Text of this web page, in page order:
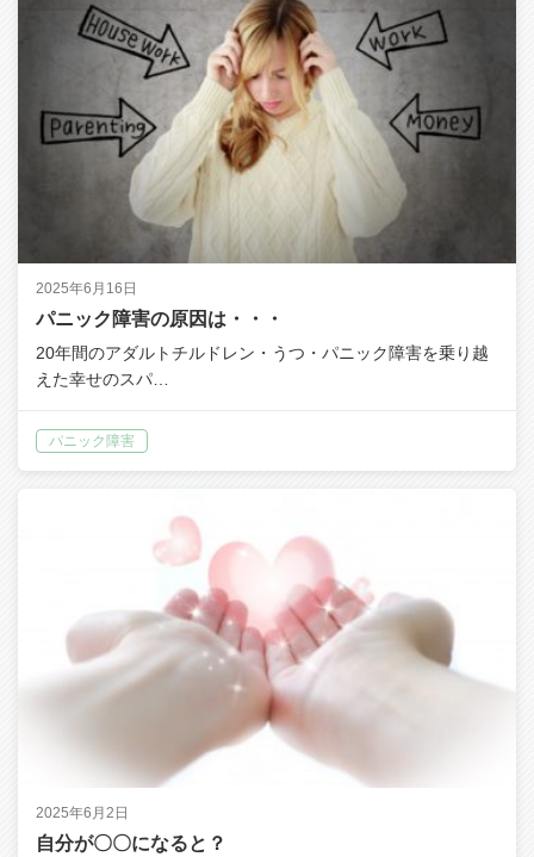
2025年6月16日
パニック障害の原因は・・・
20年間のアダルトチルドレン・うつ・パニック障害を乗り越
えた幸せのスパ…
パニック障害
2025年6月2日
自分が〇〇になると？